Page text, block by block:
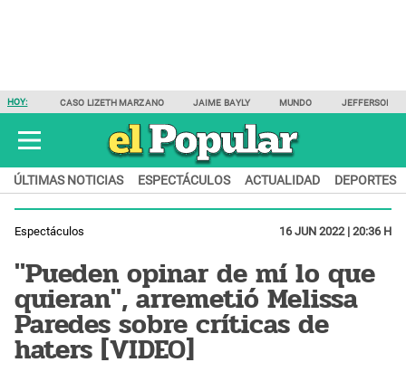
HOY: CASO LIZETH MARZANO JAIME BAYLY MUNDO JEFFERSON
ÚLTIMAS NOTICIAS ESPECTÁCULOS ACTUALIDAD DEPORTES
Espectáculos 16 JUN 2022 | 20:36 H
"Pueden opinar de mí lo que
quieran", arremetió Melissa
Paredes sobre críticas de
haters [VIDEO]